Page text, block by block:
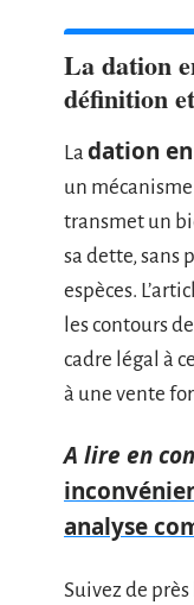
La dation
définition
La dation
un
transmet un
sa dette, sans
espèces.
les contours
cadre légal à
à une vente
A lire en
analyse
Suivez de près